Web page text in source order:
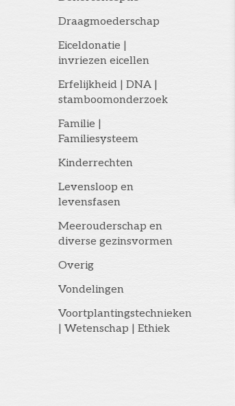
Draagmoederschap
Eiceldonatie |
invriezen eicellen
Erfelijkheid | DNA |
stamboomonderzoek
Familie |
Familiesysteem
Kinderrechten
Levensloop en
levensfasen
Meerouderschap en
diverse gezinsvormen
Overig
Vondelingen
Voortplantingstechnieken
| Wetenschap | Ethiek